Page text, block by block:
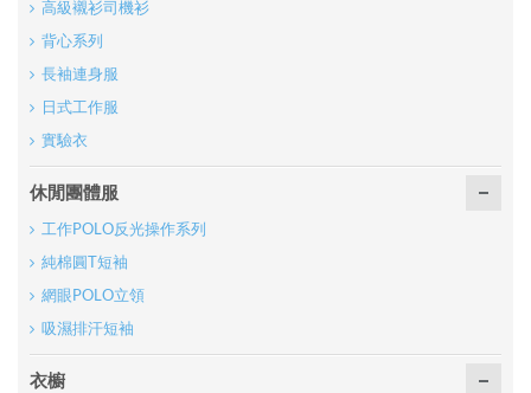
高級襯衫司機衫
背心系列
長袖連身服
日式工作服
實驗衣
休閒團體服
工作POLO反光操作系列
純棉圓T短袖
網眼POLO立領
吸濕排汗短袖
衣櫥